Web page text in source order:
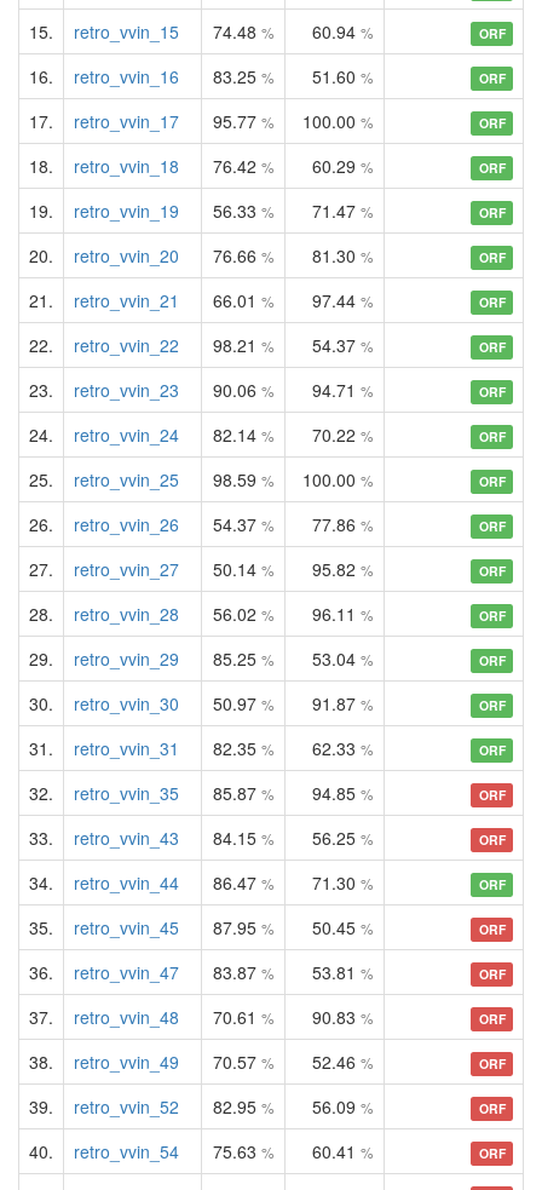
15. retro_vvin_15 74.48 % 60.94 % ORF
16. retro_vvin_16 83.25 % 51.60 % ORF
17. retro_vvin_17 95.77 % 100.00 % ORF
18. retro_vvin_18 76.42 % 60.29 % ORF
19. retro_vvin_19 56.33 % 71.47 % ORF
20. retro_vvin_20 76.66 % 81.30 % ORF
21. retro_vvin_21 66.01 % 97.44 % ORF
22. retro_vvin_22 98.21 % 54.37 % ORF
23. retro_vvin_23 90.06 % 94.71 % ORF
24. retro_vvin_24 82.14 % 70.22 % ORF
25. retro_vvin_25 98.59 % 100.00 % ORF
26. retro_vvin_26 54.37 % 77.86 % ORF
27. retro_vvin_27 50.14 % 95.82 % ORF
28. retro_vvin_28 56.02 % 96.11 % ORF
29. retro_vvin_29 85.25 % 53.04 % ORF
30. retro_vvin_30 50.97 % 91.87 % ORF
31. retro_vvin_31 82.35 % 62.33 % ORF
32. retro_vvin_35 85.87 % 94.85 % ORF
33. retro_vvin_43 84.15 % 56.25 % ORF
34. retro_vvin_44 86.47 % 71.30 % ORF
35. retro_vvin_45 87.95 % 50.45 % ORF
36. retro_vvin_47 83.87 % 53.81 % ORF
37. retro_vvin_48 70.61 % 90.83 % ORF
38. retro_vvin_49 70.57 % 52.46 % ORF
39. retro_vvin_52 82.95 % 56.09 % ORF
40. retro_vvin_54 75.63 % 60.41 % ORF